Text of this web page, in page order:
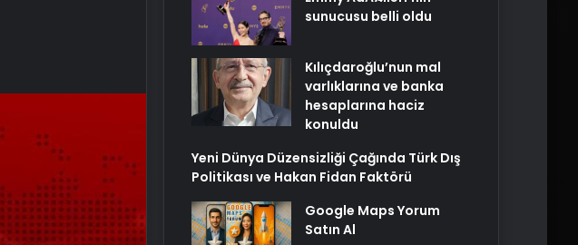
sunucusu belli oldu
Kılıçdaroğlu’nun mal
varlıklarına ve banka
hesaplarına haciz
konuldu
Yeni Dünya Düzensizliği Çağında Türk Dış
Politikası ve Hakan Fidan Faktörü
Google Maps Yorum
Satın Al